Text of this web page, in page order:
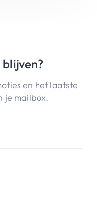
en het laatste
je mailbox.